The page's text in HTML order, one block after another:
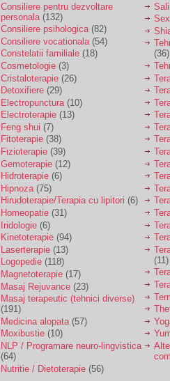
Consiliere pentru dezvoltare
personala (132)
Consiliere psihologica(82)
Consiliere vocationala (54)
Constelatii familiale (18)
Cosmetologie (3)
Cristaloterapie (26)
Detoxifiere (29)
Electropunctura (10)
Electroterapie (13)
Feng shui (7)
Fitoterapie (38)
Fizioterapie (39)
Gemoterapie (12)
Hidroterapie (6)
Hipnoza (75)
Hirudoterapie/Terapia cu lipitori (6)
Homeopatie (31)
Iridologie (6)
Kinetoterapie (94)
Laserterapie (13)
Logopedie (118)
Magnetoterapie (17)
Masaj Rejuvance (23)
Masaj terapeutic (tehnici diverse)
(191)
Medicina alopata (57)
Moxibustie (10)
NLP / Programare neuro-lingvistica
(64)
Nutritie / Dietoterapie (56)
(36)
(11)